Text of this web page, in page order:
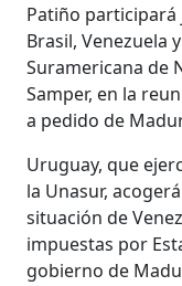
Patiño participará
Brasil, Venezuela
Suramericana de
Samper, en la
a pedido de
Uruguay, que
la Unasur,
situación de
impuestas por
gobierno de